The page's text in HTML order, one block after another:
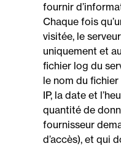
fournir
Chaque fois
visitée, le
uniquement et
fichier log du
le nom du
IP, la date et
quantité de
fournisseur
d’accès), et qui